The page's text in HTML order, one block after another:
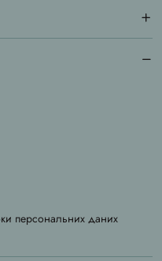
персональних даних